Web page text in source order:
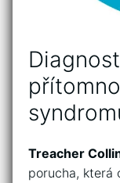
Treacher
porucha, která